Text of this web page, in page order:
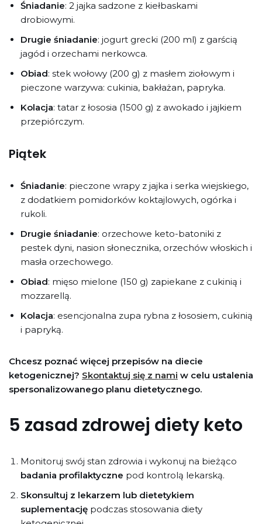
Śniadanie: 2 jajka sadzone z kiełbaskami
drobiowymi.
Drugie śniadanie: jogurt grecki (200 ml) z garścią
jagód i orzechami nerkowca.
Obiad: stek wołowy (200 g) z masłem ziołowym i
pieczone warzywa: cukinia, bakłażan, papryka.
Kolacja: tatar z łososia (1500 g) z awokado i jajkiem
przepiórczym.
Piątek
Śniadanie: pieczone wrapy z jajka i serka wiejskiego,
z dodatkiem pomidorków koktajlowych, ogórka i
rukoli.
Drugie śniadanie: orzechowe keto-batoniki z
pestek dyni, nasion słonecznika, orzechów włoskich i
masła orzechowego.
Obiad: mięso mielone (150 g) zapiekane z cukinią i
mozzarellą.
Kolacja: esencjonalna zupa rybna z łososiem, cukinią
i papryką.
Chcesz poznać więcej przepisów na diecie
ketogenicznej? Skontaktuj się z nami w celu ustalenia
spersonalizowanego planu dietetycznego.
5 zasad zdrowej diety keto
Monitoruj swój stan zdrowia i wykonuj na bieżąco
badania profilaktyczne pod kontrolą lekarską.
Skonsultuj z lekarzem lub dietetykiem
suplementację podczas stosowania diety